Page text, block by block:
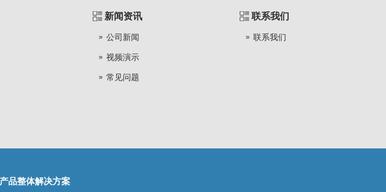
新闻资讯
公司新闻
视频演示
常见问题
联系我们
联系我们
品整体解决方案